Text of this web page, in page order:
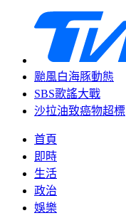
颱風白海豚動態
SBS歌謠大戰
沙拉油致癌物超標
首頁
即時
生活
政治
娛樂